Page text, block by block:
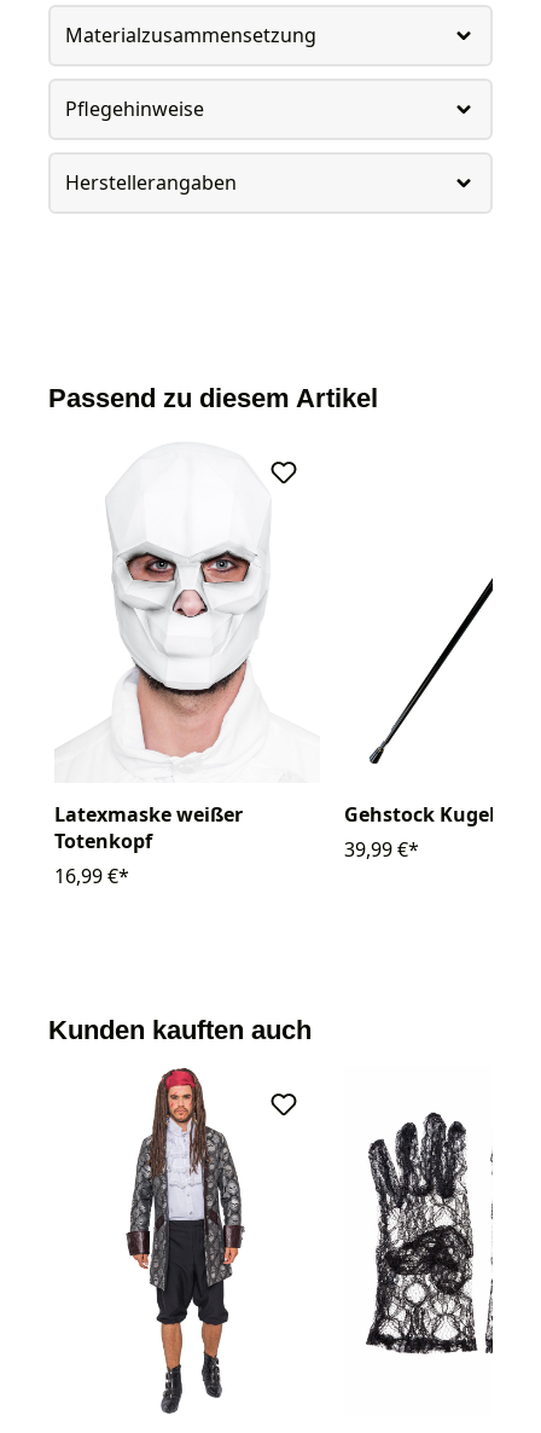
Materialzusammensetzung
Pflegehinweise
Herstellerangaben
Passend zu diesem Artikel
Latexmaske weißer
Totenkopf
16,99 €*
Gehstock Kugel gold
39,99 €*
Kunden kauften auch